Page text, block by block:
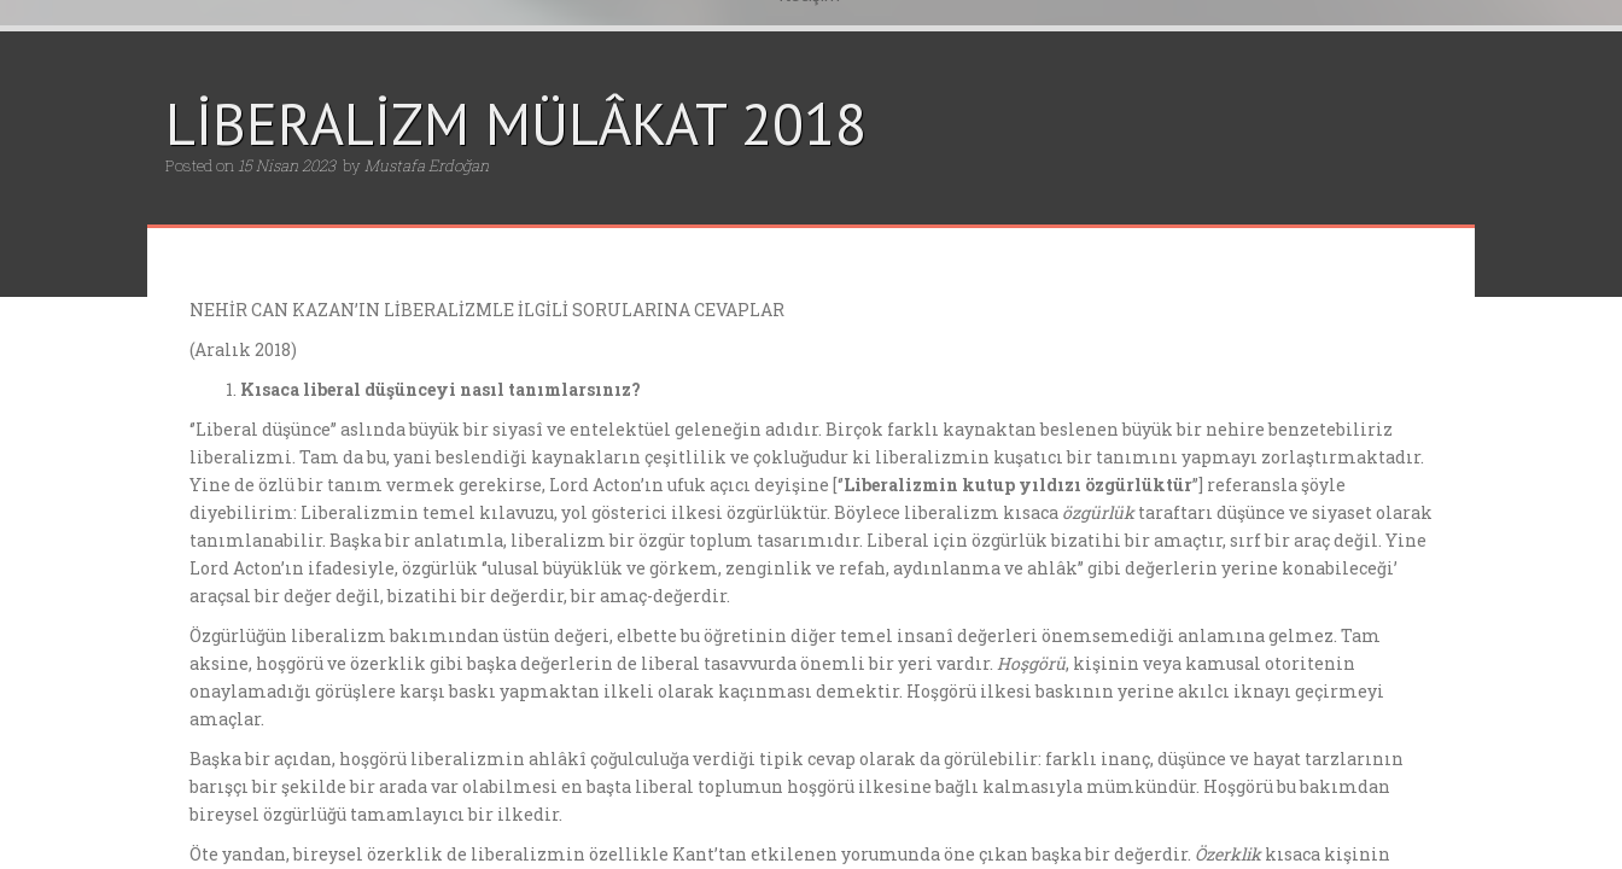
LİBERALİZM MÜLÂKAT 2018
Posted on 15 Nisan 2023 by Mustafa Erdoğan
NEHİR CAN KAZAN’IN LİBERALİZMLE İLGİLİ SORULARINA CEVAPLAR
(Aralık 2018)
Kısaca liberal düşünceyi nasıl tanımlarsınız?
‘’Liberal düşünce’’ aslında büyük bir siyasî ve entelektüel geleneğin adıdır. Birçok farklı kaynaktan beslenen büyük bir nehire benzetebiliriz
liberalizmi. Tam da bu, yani beslendiği kaynakların çeşitlilik ve çokluğudur ki liberalizmin kuşatıcı bir tanımını yapmayı zorlaştırmaktadır.
Yine de özlü bir tanım vermek gerekirse, Lord Acton’ın ufuk açıcı deyişine [‘’Liberalizmin kutup yıldızı özgürlüktür’’] referansla şöyle
diyebilirim: Liberalizmin temel kılavuzu, yol gösterici ilkesi özgürlüktür. Böylece liberalizm kısaca özgürlüktaraftarı düşünce ve siyaset olarak
tanımlanabilir. Başka bir anlatımla, liberalizm bir özgür toplum tasarımıdır. Liberal için özgürlük bizatihi bir amaçtır, sırf bir araç değil. Yine
Lord Acton’ın ifadesiyle, özgürlük ‘’ulusal büyüklük ve görkem, zenginlik ve refah, aydınlanma ve ahlâk’’ gibi değerlerin yerine konabileceği’
araçsal bir değer değil, bizatihi bir değerdir, bir amaç-değerdir.
Özgürlüğün liberalizm bakımından üstün değeri, elbette bu öğretinin diğer temel insanî değerleri önemsemediği anlamına gelmez. Tam
aksine, hoşgörü ve özerklik gibi başka değerlerin de liberal tasavvurda önemli bir yeri vardır. Hoşgörü, kişinin veya kamusal otoritenin
onaylamadığı görüşlere karşı baskı yapmaktan ilkeli olarak kaçınması demektir. Hoşgörü ilkesi baskının yerine akılcı iknayı geçirmeyi
amaçlar.
Başka bir açıdan, hoşgörü liberalizmin ahlâkî çoğulculuğa verdiği tipik cevap olarak da görülebilir: farklı inanç, düşünce ve hayat tarzlarının
barışçı bir şekilde bir arada var olabilmesi en başta liberal toplumun hoşgörü ilkesine bağlı kalmasıyla mümkündür. Hoşgörü bu bakımdan
bireysel özgürlüğü tamamlayıcı bir ilkedir.
Öte yandan, bireysel özerklik de liberalizmin özellikle Kant’tan etkilenen yorumunda öne çıkan başka bir değerdir. Özerklikkısaca kişinin